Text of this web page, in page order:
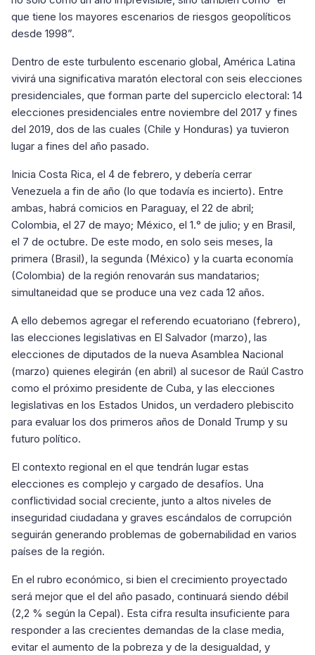
que tiene los mayores escenarios de riesgos geopolíticos
desde 1998”.
Dentro de este turbulento escenario global, América Latina
vivirá una significativa maratón electoral con seis elecciones
presidenciales, que forman parte del superciclo electoral: 14
elecciones presidenciales entre noviembre del 2017 y fines
del 2019, dos de las cuales (Chile y Honduras) ya tuvieron
lugar a fines del año pasado.
Inicia Costa Rica, el 4 de febrero, y debería cerrar
Venezuela a fin de año (lo que todavía es incierto). Entre
ambas, habrá comicios en Paraguay, el 22 de abril;
Colombia, el 27 de mayo; México, el 1.° de julio; y en Brasil,
el 7 de octubre. De este modo, en solo seis meses, la
primera (Brasil), la segunda (México) y la cuarta economía
(Colombia) de la región renovarán sus mandatarios;
simultaneidad que se produce una vez cada 12 años.
A ello debemos agregar el referendo ecuatoriano (febrero),
las elecciones legislativas en El Salvador (marzo), las
elecciones de diputados de la nueva Asamblea Nacional
(marzo) quienes elegirán (en abril) al sucesor de Raúl Castro
como el próximo presidente de Cuba, y las elecciones
legislativas en los Estados Unidos, un verdadero plebiscito
para evaluar los dos primeros años de Donald Trump y su
futuro político.
El contexto regional en el que tendrán lugar estas
elecciones es complejo y cargado de desafíos. Una
conflictividad social creciente, junto a altos niveles de
inseguridad ciudadana y graves escándalos de corrupción
seguirán generando problemas de gobernabilidad en varios
países de la región.
En el rubro económico, si bien el crecimiento proyectado
será mejor que el del año pasado, continuará siendo débil
(2,2 % según la Cepal). Esta cifra resulta insuficiente para
responder a las crecientes demandas de la clase media,
evitar el aumento de la pobreza y de la desigualdad, y